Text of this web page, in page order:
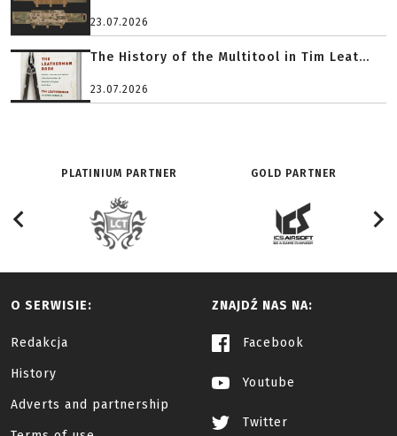
23.07.2026
The History of the Multitool in Tim Leat...
23.07.2026
PLATINIUM PARTNER GOLD PARTNER
O SERWISIE:
Redakcja
History
Adverts and partnership
ZNAJDŹ NAS NA:
Facebook
Youtube
Twitter